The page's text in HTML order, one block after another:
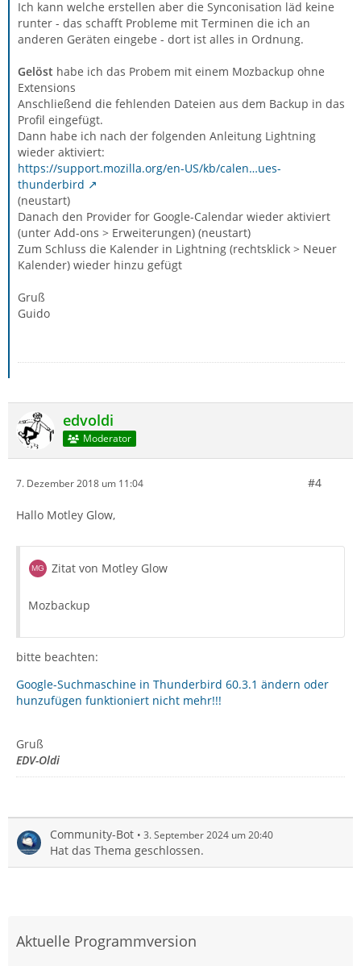
Ich kann welche erstellen aber die Synconisation läd keine
runter - das schafft Probleme mit Terminen die ich an
anderen Geräten eingebe - dort ist alles in Ordnung.
Gelöst habe ich das Probem mit einem Mozbackup ohne
Extensions
Anschließend die fehlenden Dateien aus dem Backup in das
Profil eingefügt.
Dann habe ich nach der folgenden Anleitung Lightning
wieder aktiviert:
https://support.mozilla.org/en-US/kb/calen…ues-
thunderbird
(neustart)
Danach den Provider for Google-Calendar wieder aktiviert
(unter Add-ons > Erweiterungen) (neustart)
Zum Schluss die Kalender in Lightning (rechtsklick > Neuer
Kalender) wieder hinzu gefügt
Gruß
Guido
edvoldi
Moderator
7. Dezember 2018 um 11:04 #4
Hallo Motley Glow,
Zitat von Motley Glow
Mozbackup
bitte beachten:
Google-Suchmaschine in Thunderbird 60.3.1 ändern oder
hunzufügen funktioniert nicht mehr!!!
Gruß
EDV-Oldi
Community-Bot 3. September 2024 um 20:40
Hat das Thema geschlossen.
Aktuelle Programmversion